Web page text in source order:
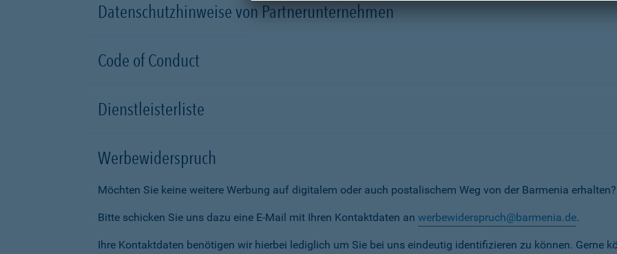
Datenschutzhinweise von Partnerunternehmen
Code of Conduct
Dienstleisterliste
Werbewiderspruch
Möchten Sie keine weitere Werbung auf digitalem oder auch postalischem Weg von der Barmenia
Bitte schicken Sie uns dazu eine E-Mail mit Ihren Kontaktdaten an werbewiderspruch@barmenia.de.
Ihre Kontaktdaten benötigen wir hierbei lediglich um Sie bei uns eindeutig identifizieren zu können. Gerne